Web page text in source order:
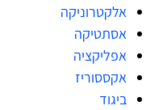
אלקטרוניקה
אסתטיקה
אפליקציה
אקססוריז
ביגוד